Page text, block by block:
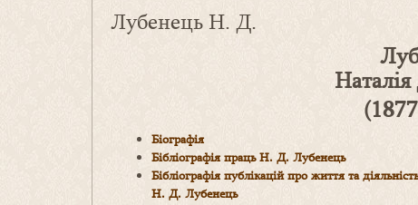
Лубенець Н. Д.
Біографія
Бібліографія праць Н. Д. Лубенець
Бібліографія публікацій про життя та діяльність
Н. Д. Лубенець